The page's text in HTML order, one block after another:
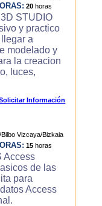
20 horas
STUDIO
y practico
a
modelado y
la creacion
luces,
Información
15 horas
Access
de las
para
Access